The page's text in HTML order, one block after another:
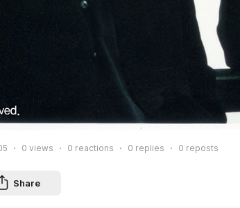
0 views 0 reactions 0 replies 0 reposts
Share